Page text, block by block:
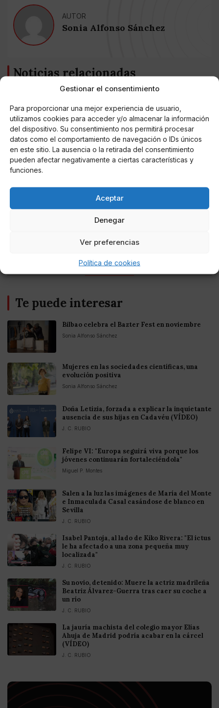
Gestionar el consentimiento
Para proporcionar una mejor experiencia de usuario,
utilizamos cookies para acceder y/o almacenar la información
del dispositivo. Su consentimiento nos permitirá procesar
datos como el comportamiento de navegación o IDs únicos
en este sitio. La ausencia o la retirada del consentimiento
pueden afectar negativamente a ciertas características y
funciones.
Aceptar
Denegar
Ver preferencias
Política de cookies
AUTOR
Sonia Alfonso Sánchez
Noticias relacionadas
Online Casino
Colombia 2025: Bitcoin Casinos
Online Casino
Mejores Casinos Online con Bitcoin y
Criptomonedas en Argentina 2025
Mejores casinos online con
criptomonedas y Bitcoin en México 2025
Entretenimiento
Europea
Te puede interesar
Bilbao celebra el Bazter Fest en noviembre
Sonia Alfonso Sánchez
Mujeres en las sociedades científicas, una
evolución positiva
Sonia Alfonso Sánchez
Doña Letizia, forzada a explicar la inquietante
ausencia de sus hijas en Cadavéu (VÍDEO)
J. C. RUBIO
Felipe VI: "Europa seguirá viva porque los
jóvenes continuarán fortaleciéndola"
Miguel P. Montes
Salen a la luz las imágenes de María del Monte
e Inmaculada Casal casándose de blanco en
Sevilla
J. C. RUBIO
Isabel Pantoja, al lado de Kiko Rivera: "El ictus
le ha afectado a una zona pequeña muy
localizada"
J. C. RUBIO
Su novio, detenido: Muere la actriz madrileña
Beatriz Álvarez-Guerra tras caer su coche a
un río
J. C. RUBIO
La jauría machista del colegio mayor Elías
Ahuja de Madrid podría acabar en la cárcel
(VÍDEO)
J. C. RUBIO